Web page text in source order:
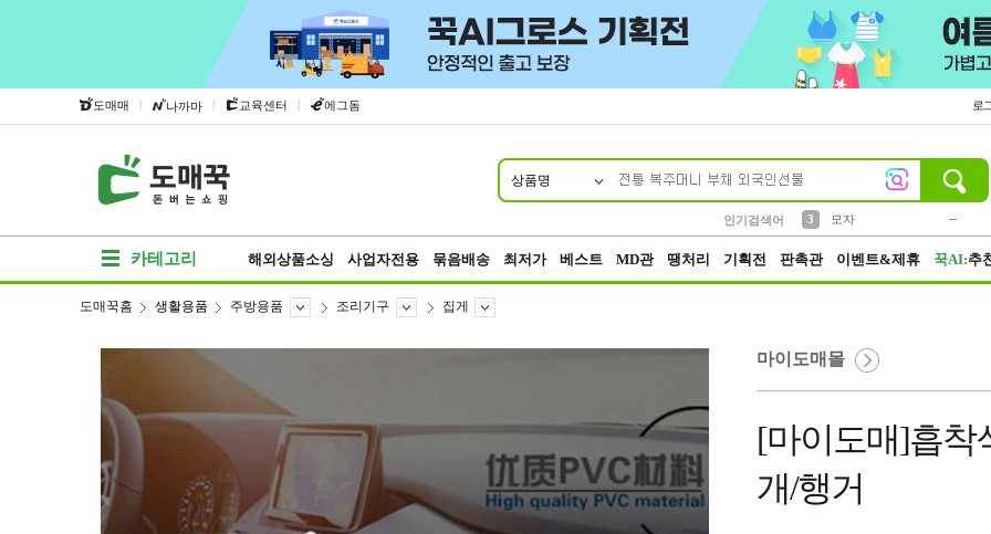
도매매 | 나까마 | 교육센터 | 에그돔 로
상품명
인기검색어
3
모자
카테고리 해외상품소싱 사업자전용 묶음배송 최저가 베스트 MD관 땡처리 기획전 판촉관 이벤트&제휴 꾹AI:추
도매꾹홈 생활용품 주방용품 조리기구 집게
마이도매몰
[마이도매]흡착
개/행거